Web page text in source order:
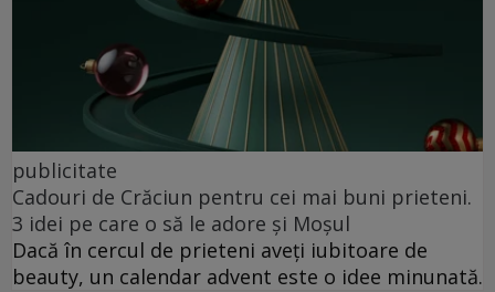
publicitate
Cadouri de Crăciun pentru cei mai buni prieteni.
3 idei pe care o să le adore și Moșul
Dacă în cercul de prieteni aveți iubitoare de
beauty, un calendar advent este o idee minunată.